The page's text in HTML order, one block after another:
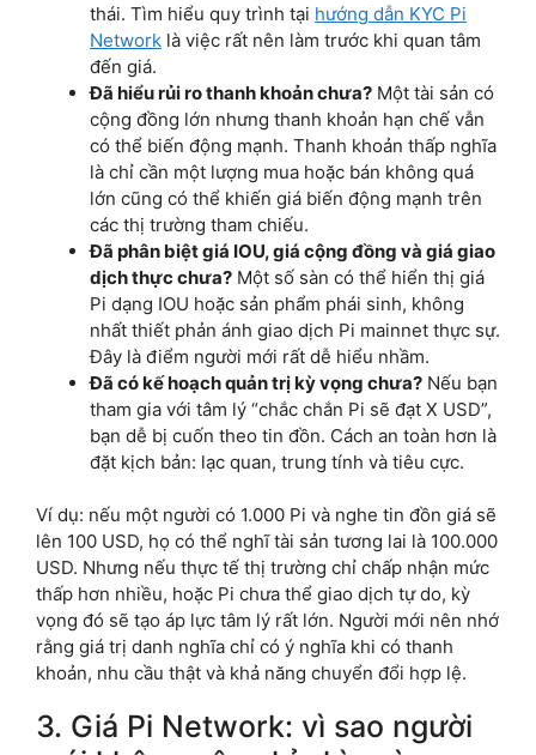
thái. Tìm hiểu quy trình tại hướng dẫn KYC Pi
Network là việc rất nên làm trước khi quan tâm
đến giá.
Đã hiểu rủi ro thanh khoản chưa? Một tài sản có
cộng đồng lớn nhưng thanh khoản hạn chế vẫn
có thể biến động mạnh. Thanh khoản thấp nghĩa
là chỉ cần một lượng mua hoặc bán không quá
lớn cũng có thể khiến giá biến động mạnh trên
các thị trường tham chiếu.
Đã phân biệt giá IOU, giá cộng đồng và giá giao
dịch thực chưa? Một số sàn có thể hiển thị giá
Pi dạng IOU hoặc sản phẩm phái sinh, không
nhất thiết phản ánh giao dịch Pi mainnet thực sự.
Đây là điểm người mới rất dễ hiểu nhầm.
Đã có kế hoạch quản trị kỳ vọng chưa? Nếu bạn
tham gia với tâm lý “chắc chắn Pi sẽ đạt X USD”,
bạn dễ bị cuốn theo tin đồn. Cách an toàn hơn là
đặt kịch bản: lạc quan, trung tính và tiêu cực.
Ví dụ: nếu một người có 1.000 Pi và nghe tin đồn giá sẽ
lên 100 USD, họ có thể nghĩ tài sản tương lai là 100.000
USD. Nhưng nếu thực tế thị trường chỉ chấp nhận mức
thấp hơn nhiều, hoặc Pi chưa thể giao dịch tự do, kỳ
vọng đó sẽ tạo áp lực tâm lý rất lớn. Người mới nên nhớ
rằng giá trị danh nghĩa chỉ có ý nghĩa khi có thanh
khoản, nhu cầu thật và khả năng chuyển đổi hợp lệ.
3. Giá Pi Network: vì sao người